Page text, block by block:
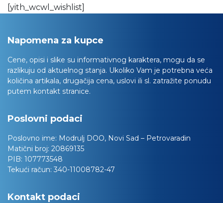
[yith_wcwl_wishlist]
Napomena za kupce
Cene, opisi i slike su informativnog karaktera, mogu da se
razlikuju od aktuelnog stanja. Ukoliko Vam je potrebna veća
količina artikala, drugačija cena, uslovi ili sl. zatražite ponudu
putem kontakt stranice.
Poslovni podaci
Poslovno ime: Modrulj DOO, Novi Sad – Petrovaradin
Matični broj: 20869135
PIB: 107773548
Tekući račun: 340-11008782-47
Kontakt podaci